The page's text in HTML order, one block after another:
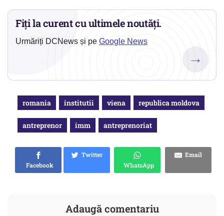
Fiți la curent cu ultimele noutăți.
Urmăriți DCNews și pe Google News
→
romania institutii viena republica moldova
antreprenor imm antreprenoriat
Facebook
Twitter
WhatsApp
Email
Adaugă comentariu